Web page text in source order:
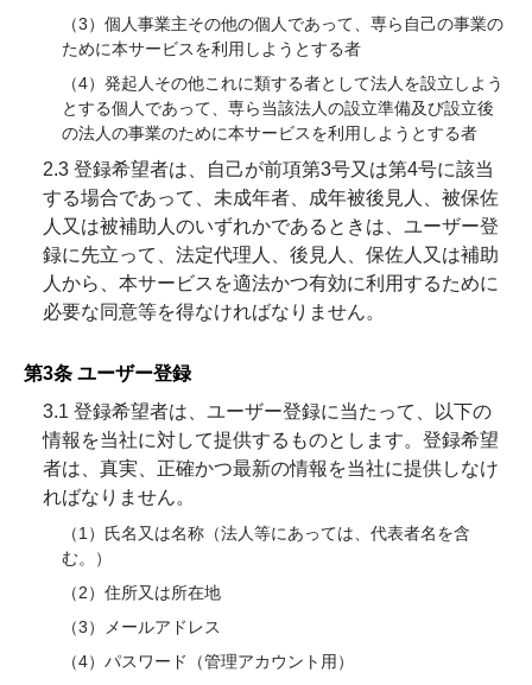
（3）個人事業主その他の個人であって、専ら自己の事業の
ために本サービスを利用しようとする者
（4）発起人その他これに類する者として法人を設立しよう
とする個人であって、専ら当該法人の設立準備及び設立後
の法人の事業のために本サービスを利用しようとする者
2.3 登録希望者は、自己が前項第3号又は第4号に該当
する場合であって、未成年者、成年被後見人、被保佐
人又は被補助人のいずれかであるときは、ユーザー登
録に先立って、法定代理人、後見人、保佐人又は補助
人から、本サービスを適法かつ有効に利用するために
必要な同意等を得なければなりません。
第3条 ユーザー登録
3.1 登録希望者は、ユーザー登録に当たって、以下の
情報を当社に対して提供するものとします。登録希望
者は、真実、正確かつ最新の情報を当社に提供しなけ
ればなりません。
（1）氏名又は名称（法人等にあっては、代表者名を含
む。）
（2）住所又は所在地
（3）メールアドレス
（4）パスワード（管理アカウント用）